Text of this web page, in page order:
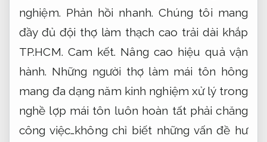
nghiệm. Phản hồi nhanh. Chúng tôi mang
đầy đủ đội thợ làm thạch cao trải dài khắp
TP.HCM. Cam kết. Nâng cao hiệu quả vận
hành. Những người thợ làm mái tôn hông
mang đa dạng năm kinh nghiệm xử lý trong
nghề lợp mái tôn luôn hoàn tất phải chăng
công việc…không chỉ biết những vấn đề hư